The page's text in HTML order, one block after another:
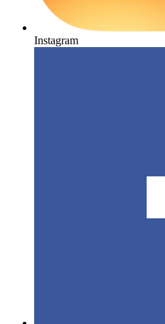
Instagram